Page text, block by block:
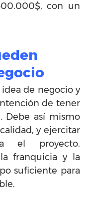
con un
de negocio y
de tener
Debe así mismo
y ejercitar
el proyecto.
franquicia y la
suficiente para